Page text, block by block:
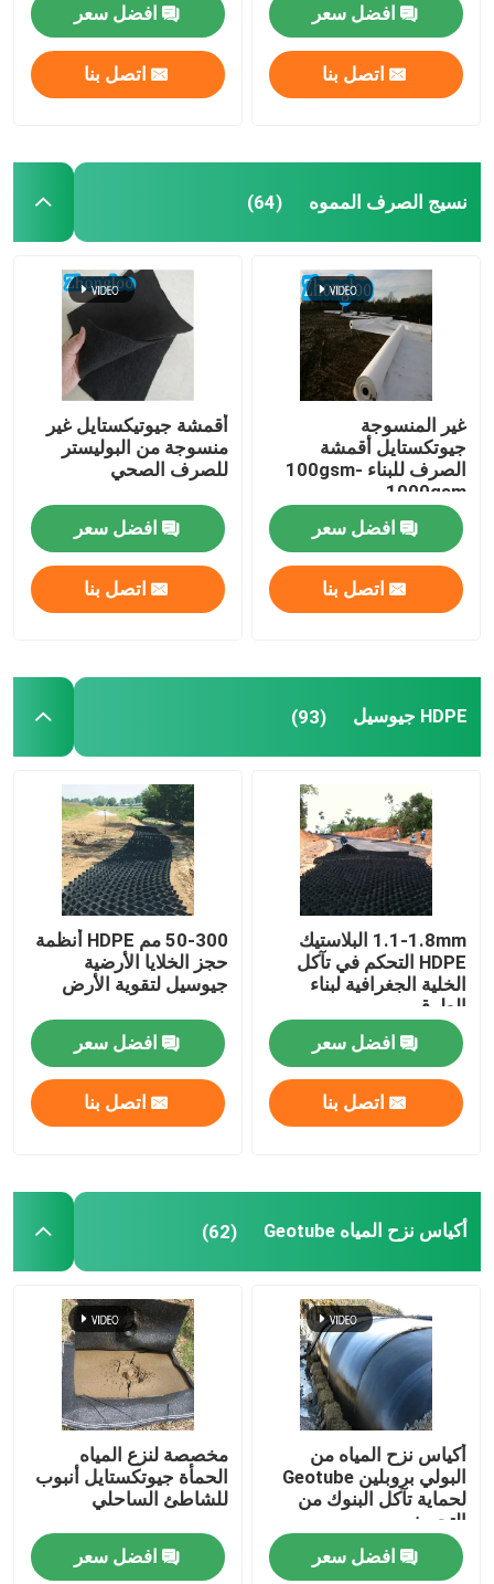
افضل سعر
اتصل بنا
افضل سعر
اتصل بنا
نسيج الصرف المموه (64)
غير المنسوجة
جيوتكستايل أقمشة
الصرف للبناء 100gsm-
1000gsm
افضل سعر
اتصل بنا
أقمشة جيوتيكستايل غير
منسوجة من البوليستر
للصرف الصحي
افضل سعر
اتصل بنا
HDPE جيوسيل (93)
1.1-1.8mm البلاستيك
HDPE التحكم في تآكل
الخلية الجغرافية لبناء
الطرق
افضل سعر
اتصل بنا
50-300 مم HDPE أنظمة
حجز الخلايا الأرضية
جيوسيل لتقوية الأرض
افضل سعر
اتصل بنا
أكياس نزح المياه Geotube (62)
أكياس نزح المياه من
البولي بروبلين Geotube
لحماية تآكل البنوك من
التجريف
افضل سعر
مخصصة لنزع المياه
الحمأة جيوتكستايل أنبوب
للشاطئ الساحلي
افضل سعر